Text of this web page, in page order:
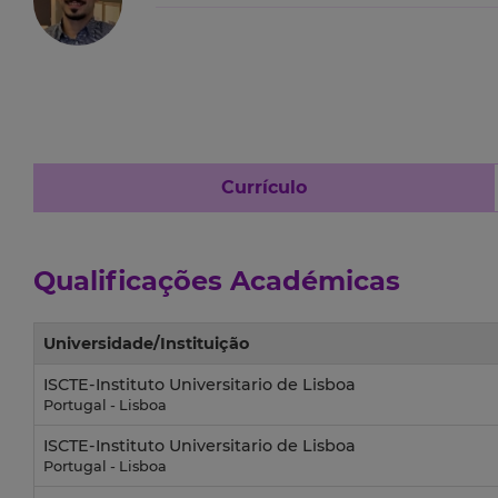
Currículo
Qualificações Académicas
Universidade/Instituição
ISCTE-Instituto Universitario de Lisboa
Portugal - Lisboa
ISCTE-Instituto Universitario de Lisboa
Portugal - Lisboa